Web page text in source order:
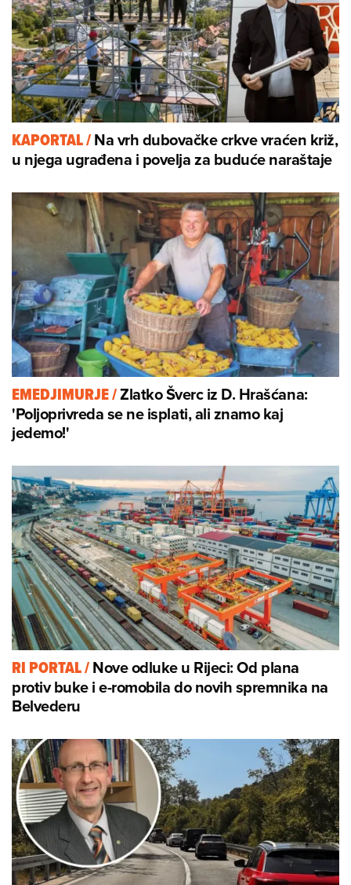
KAPORTAL/Na vrh dubovačke crkve vraćen križ,
u njega ugrađena i povelja za buduće naraštaje
EMEDJIMURJE/Zlatko Šverc iz D. Hrašćana:
'Poljoprivreda se ne isplati, ali znamo kaj
jedemo!'
RI PORTAL/Nove odluke u Rijeci: Od plana
protiv buke i e-romobila do novih spremnika na
Belvederu